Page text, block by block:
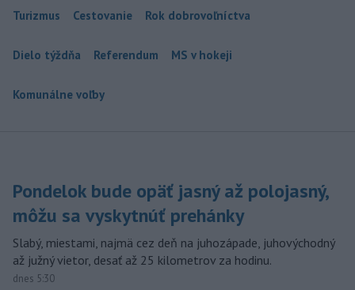
Turizmus Cestovanie Rok dobrovoľníctva
Dielo týždňa Referendum MS v hokeji
Komunálne voľby
Pondelok bude opäť jasný až polojasný,
môžu sa vyskytnúť prehánky
Slabý, miestami, najmä cez deň na juhozápade, juhovýchodný
až južný vietor, desať až 25 kilometrov za hodinu.
dnes 5:30